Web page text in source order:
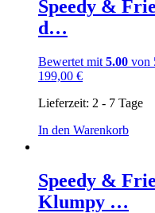
Speedy &
d…
Bewertet mit 5.00 von
199,00 €
Lieferzeit: 2 - 7 Tage
In den Warenkorb
Speedy &
Klumpy …